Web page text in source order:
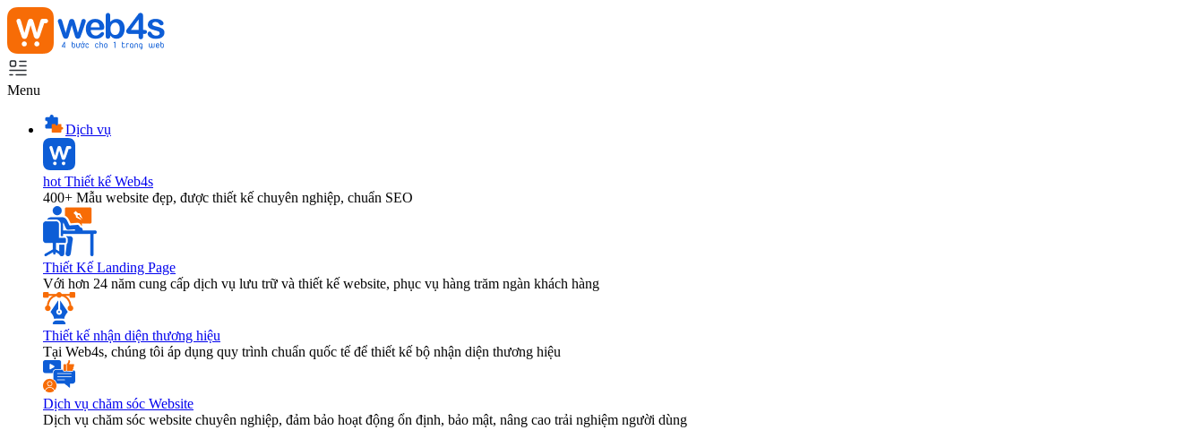
Menu
Dịch vụ
hot Thiết kế Web4s
400+ Mẫu website đẹp, được thiết kế chuyên nghiệp, chuẩn SEO
Thiết Kế Landing Page
Với hơn 24 năm cung cấp dịch vụ lưu trữ và thiết kế website, phục vụ hàng trăm ngàn khách hàng
Thiết kế nhận diện thương hiệu
Tại Web4s, chúng tôi áp dụng quy trình chuẩn quốc tế để thiết kế bộ nhận diện thương hiệu
Dịch vụ chăm sóc Website
Dịch vụ chăm sóc website chuyên nghiệp, đảm bảo hoạt động ổn định, bảo mật, nâng cao trải nghiệm người dùng